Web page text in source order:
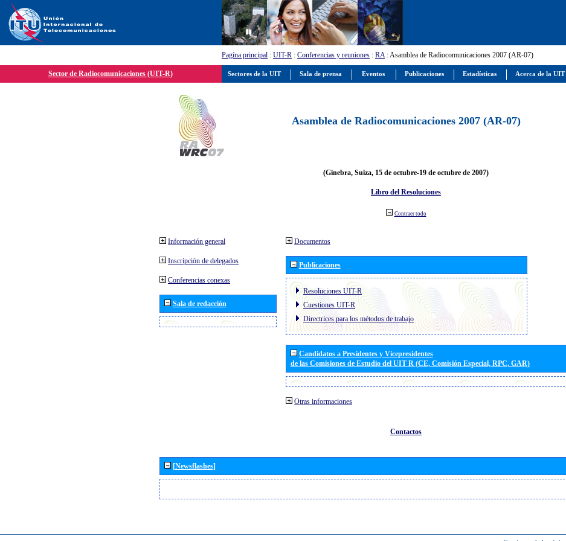
Pagína principal : UIT-R : Conferencias y reuniones : RA: Asamblea de Radiocomunicaciones 2007 (AR-07)
Sector de Radiocomunicaciones (UIT-R)
Asamblea de Radiocomunicaciones 2007 (AR-07)
(Ginebra, Suiza, 15 de octubre-19 de octubre de 2007)
Libro del Resoluciones
Contraer todo
Información general
Inscripción de delegados
Conferencias conexas
Sala de redacción
Documentos
Publicaciones
Resoluciones UIT-R
Cuestiones UIT-R
Directrices para los métodos de trabajo
Candidatos a Presidentes y Vicepresidentes
de las Comisiones de Estudio del UIT R (CE, Comisión Especial, RPC, GAR)
Otras informaciones
Contactos
[Newsflashes]
Sectores de la UIT Sala de prensa Eventos Publicaciones Estadísticas Acerca de la UIT